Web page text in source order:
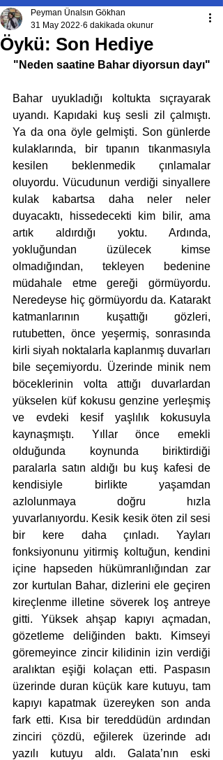
Öykü: Son Hediye
Peyman Ünalsın Gökhan
31 May 2022 6 dakikada okunur
"Neden saatine Bahar diyorsun dayı"
Bahar uyukladığı koltukta sıçrayarak
uyandı. Kapıdaki kuş sesli zil çalmıştı.
Ya da ona öyle gelmişti. Son günlerde
kulaklarında, bir tıpanın tıkanmasıyla
kesilen beklenmedik çınlamalar
oluyordu. Vücudunun verdiği sinyallere
kulak kabartsa daha neler neler
duyacaktı, hissedecekti kim bilir, ama
artık aldırdığı yoktu. Ardında,
yokluğundan üzülecek kimse
olmadığından, tekleyen bedenine
müdahale etme gereği görmüyordu.
Neredeyse hiç görmüyordu da. Katarakt
katmanlarının kuşattığı gözleri,
rutubetten, önce yeşermiş, sonrasında
kirli siyah noktalarla kaplanmış duvarları
bile seçemiyordu. Üzerinde minik nem
böceklerinin volta attığı duvarlardan
yükselen küf kokusu genzine yerleşmiş
ve evdeki kesif yaşlılık kokusuyla
kaynaşmıştı. Yıllar önce emekli
olduğunda koynunda biriktirdiği
paralarla satın aldığı bu kuş kafesi de
kendisiyle birlikte yaşamdan
azlolunmaya doğru hızla
yuvarlanıyordu. Kesik kesik öten zil sesi
bir kere daha çınladı. Yayları
fonksiyonunu yitirmiş koltuğun, kendini
içine hapseden hükümranlığından zar
zor kurtulan Bahar, dizlerini ele geçiren
kireçlenme illetine söverek loş antreye
gitti. Yüksek ahşap kapıyı açmadan,
gözetleme deliğinden baktı. Kimseyi
göremeyince zincir kilidinin izin verdiği
aralıktan eşiği kolaçan etti. Paspasın
üzerinde duran küçük kare kutuyu, tam
kapıyı kapatmak üzereyken son anda
fark etti. Kısa bir tereddüdün ardından
zinciri çözdü, eğilerek üzerinde adı
yazılı kutuyu aldı. Galata’nın eski